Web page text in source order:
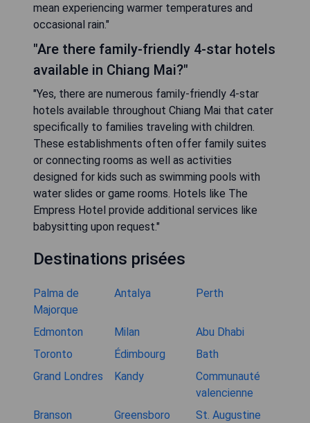
mean experiencing warmer temperatures and
occasional rain."
"Are there family-friendly 4-star hotels
available in Chiang Mai?"
"Yes, there are numerous family-friendly 4-star
hotels available throughout Chiang Mai that cater
specifically to families traveling with children.
These establishments often offer family suites
or connecting rooms as well as activities
designed for kids such as swimming pools with
water slides or game rooms. Hotels like The
Empress Hotel provide additional services like
babysitting upon request."
Destinations prisées
Palma de
Majorque
Antalya Perth
Edmonton Milan
Abu Dhabi
Toronto
Édimbourg
Bath
Grand Londres
Kandy
Communauté
valencienne
Branson
Greensboro St. Augustine